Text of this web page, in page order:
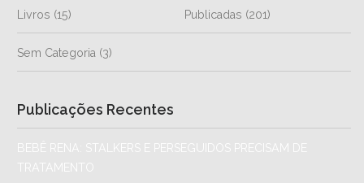
Livros (15) Publicadas (201)
Sem Categoria (3)
Publicações Recentes
BEBÊ RENA: STALKERS E PERSEGUIDOS PRECISAM DE
TRATAMENTO